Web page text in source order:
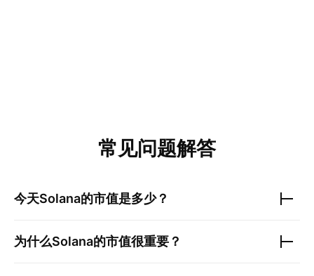
常见问题解答
今天Solana的市值是多少？
为什么Solana的市值很重要？